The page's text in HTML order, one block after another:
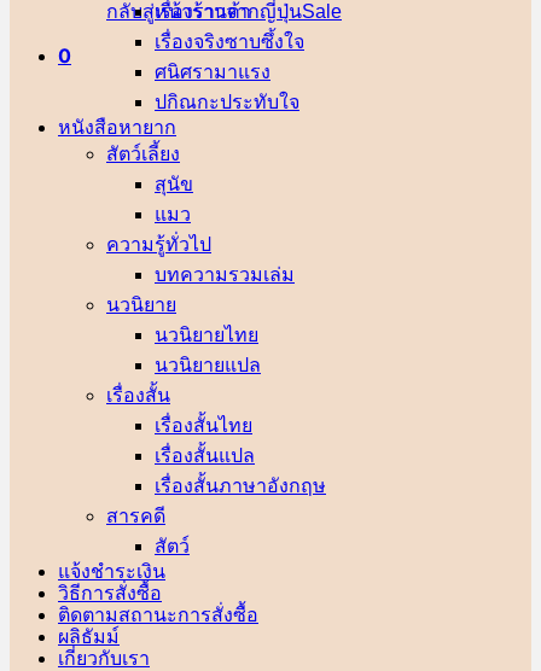
กลับสู่หน้าร้านค้า
0
เรื่องราวจากญี่ปุ่น
เรื่องจริงซาบซึ้งใจ
ศนิศรา
ปกิณกะประทับใจ
หนังสือหายาก
สัตว์เลี้ยง
สุนัข
แมว
ความรู้ทั่วไป
บทความรวมเล่ม
นวนิยาย
นวนิยายไทย
นวนิยายแปล
เรื่องสั้น
เรื่องสั้นไทย
เรื่องสั้นแปล
เรื่องสั้นภาษาอังกฤษ
สารคดี
สัตว์
แจ้งชำระเงิน
วิธีการสั่งซื้อ
ติดตามสถานะการสั่งซื้อ
ผลิธัมม์
เกี่ยวกับเรา